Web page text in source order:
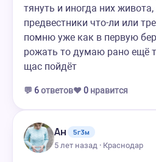
тянуть и иногда них
предвестники что-ли или
помню уже как в первую
рожать то думаю рано ещё
щас пойдёт
💬 6ответов❤️ 0 нравится
Ан
5г3м
5 лет назад · Краснодар